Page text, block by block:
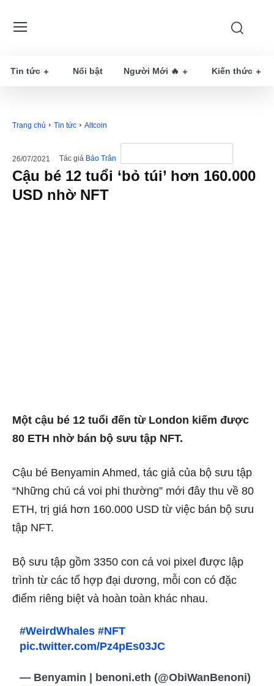
Tin tức Nổi bật Người Mới 🔥 Kiến thức
Trang chủ Tin tức Altcoin
26/07/2021 Tác giả Bảo Trân
Cậu bé 12 tuổi ‘bỏ túi’ hơn 160.000
USD nhờ NFT
Một cậu bé 12 tuổi đến từ London kiếm được
80 ETH nhờ bán bộ sưu tập NFT.
Cậu bé Benyamin Ahmed, tác giả của bộ sưu tập
“Những chú cá voi phi thường” mới đây thu về 80
ETH, trị giá hơn 160.000 USD từ việc bán bộ sưu
tập NFT.
Bộ sưu tập gồm 3350 con cá voi pixel được lập
trình từ các tổ hợp đại dương, mỗi con có đặc
điểm riêng biệt và hoàn toàn khác nhau.
#WeirdWhales #NFT
pic.twitter.com/Pz4pEs03JC
— Benyamin | benoni.eth (@ObiWanBenoni)